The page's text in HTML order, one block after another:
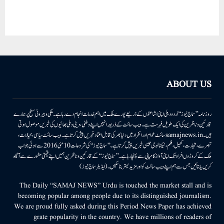
ABOUT US
روزنامہ ’’سماج نیوز‘‘ اُردو دہلی اپنی اشاعتوں کے ذریعے پورے ملک میں اہم خدمات انجام دے رہا ہے۔ ملکی وبیرونی سطح پر ہمارے
قارئین وناظرین کی ایک طویل فہرست ہے۔ ویب سائٹ کے ذریعہ انہیں اپنے وطنی، دینی وملی بھائیوں کی خبریں موصول ہوتی
ہیں۔samajnews.inسائٹ عوام اور انفراد میں دنیا بھر کی قابل اعتماد خبریں پیش کرتا ہے۔ ویب سائٹ سیاسی، خیالات،
تبصرے، تجارت، کھیل، فلم، ٹیکنالوجی جیسی خبریں پیش کرتا ہے۔ ’’سماج نیوز‘‘ کی شروعات 10مئی 2016 سے ہوئی جو اب
ملک کے کروڑوں افراد تک اپنی آواز کامیابی سے پہنچا رہا ہے۔ ’’سماج نیوز‘‘ کے قارئین وناظرین ہمیں اپنے قیمتی مشورے سے آگاہ
کریں یا بتائیں جس سے ہم اپنے ویب سائٹ کو اور مزید بہتر بناسکیں۔ (ایڈیٹر سماج نیوز)
The Daily “SAMAJ NEWS” Urdu is touched the market stall and is
becoming popular among people due to its distinguished journalism.
We are proud fully asked during this Period News Paper has achieved
grate popularity in the country. We have millions of readers of